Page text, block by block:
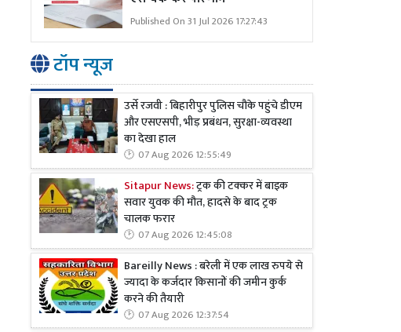
Published On 31 Jul 2026 17:27:43
टॉप न्यूज
उर्से रजवी : बिहारीपुर पुलिस चौके पहुंचे डीएम
और एसएसपी, भीड़ प्रबंधन, सुरक्षा-व्यवस्था
का देखा हाल
07 Aug 2026 12:55:49
Sitapur News:ट्रक की टक्कर में बाइक
सवार युवक की मौत, हादसे के बाद ट्रक
चालक फरार
07 Aug 2026 12:45:08
Bareilly News : बरेली में एक लाख रुपये से
ज्यादा के कर्जदार किसानों की जमीन कुर्क
करने की तैयारी
07 Aug 2026 12:37:54